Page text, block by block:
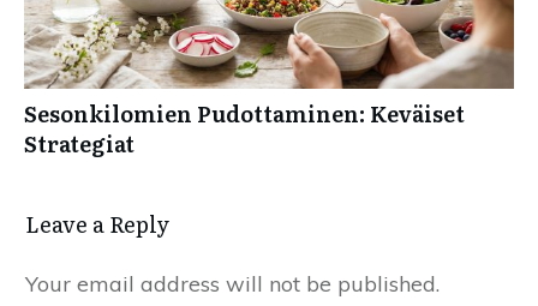
Sesonkilomien Pudottaminen: Keväiset
Strategiat
Leave a Reply
Your email address will not be published.